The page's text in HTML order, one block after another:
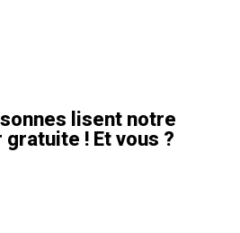
lisent notre
! Et vous ?